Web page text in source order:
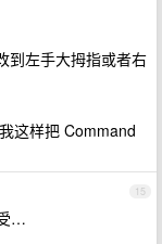
到左手大拇指或者右
这样把 Command
15
…